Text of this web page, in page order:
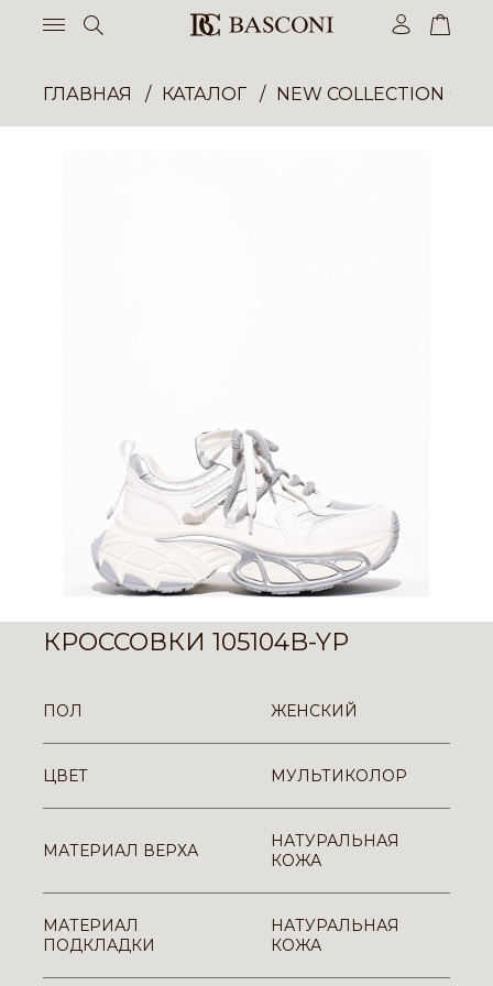
ГЛАВНАЯ КАТАЛОГ NEW COLLECTION
КРОССОВКИ 105104B-YP
ПОЛ ЖЕНСКИЙ
ЦВЕТ МУЛЬТИКОЛОР
МАТЕРИАЛ ВЕРХА
НАТУРАЛЬНАЯ
КОЖА
МАТЕРИАЛ
ПОДКЛАДКИ
НАТУРАЛЬНАЯ
КОЖА